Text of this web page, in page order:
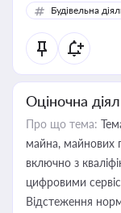
Будівельна
Оціночна
Про що тема:
майна, майнових
включно з
цифровими
Відстеження